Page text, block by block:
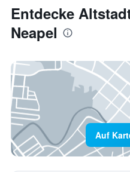
Entdecke
Neapel
Auf